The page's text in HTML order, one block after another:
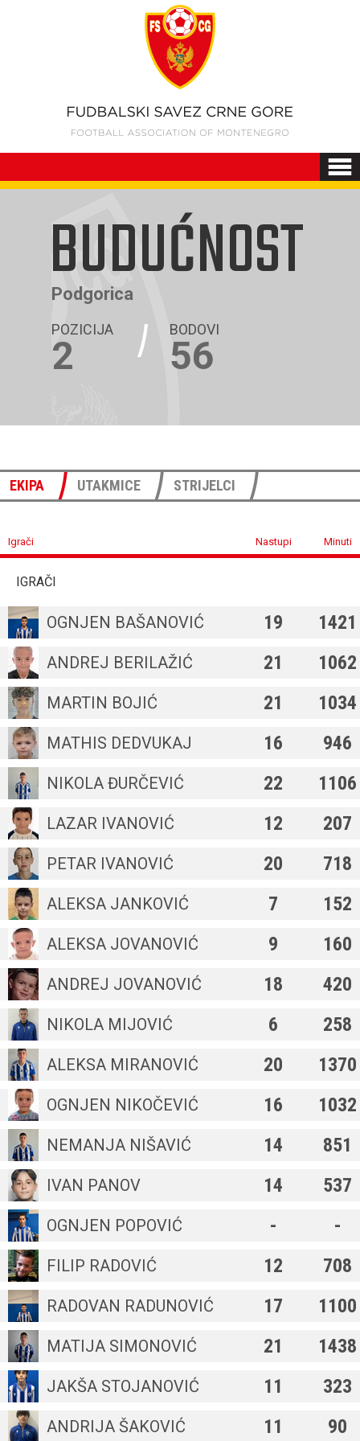
BUDUĆNOST
Podgorica
POZICIJA
2
BODOVI
56
EKIPA UTAKMICE STRIJELCI
Igrači Nastupi Minuti
IGRAČI
OGNJEN BAŠANOVIĆ 19 1421
ANDREJ BERILAŽIĆ 21 1062
MARTIN BOJIĆ 21 1034
MATHIS DEDVUKAJ 16 946
NIKOLA ĐURČEVIĆ 22 1106
LAZAR IVANOVIĆ 12 207
PETAR IVANOVIĆ 20 718
ALEKSA JANKOVIĆ 7 152
ALEKSA JOVANOVIĆ 9 160
ANDREJ JOVANOVIĆ 18 420
NIKOLA MIJOVIĆ 6 258
ALEKSA MIRANOVIĆ 20 1370
OGNJEN NIKOČEVIĆ 16 1032
NEMANJA NIŠAVIĆ 14 851
IVAN PANOV 14 537
OGNJEN POPOVIĆ - -
FILIP RADOVIĆ 12 708
RADOVAN RADUNOVIĆ 17 1100
MATIJA SIMONOVIĆ 21 1438
JAKŠA STOJANOVIĆ 11 323
ANDRIJA ŠAKOVIĆ 11 90